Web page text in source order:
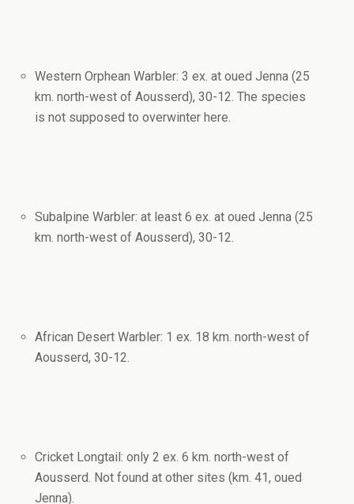
Western Orphean Warbler: 3 ex. at oued Jenna (25
km. north-west of Aousserd), 30-12. The species
is not supposed to overwinter here.
Subalpine Warbler: at least 6 ex. at oued Jenna (25
km. north-west of Aousserd), 30-12.
African Desert Warbler: 1 ex. 18 km. north-west of
Aousserd, 30-12.
Cricket Longtail: only 2 ex. 6 km. north-west of
Aousserd. Not found at other sites (km. 41, oued
Jenna).